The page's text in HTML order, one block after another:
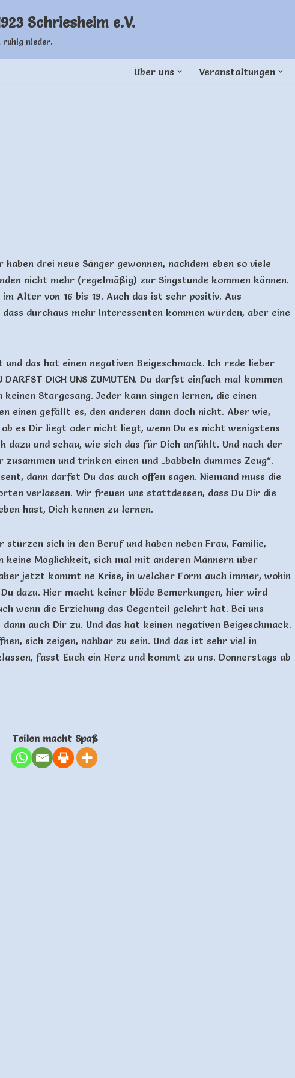
Schriesheim e.V.
ruhig nieder.
Über uns Veranstaltungen
drei neue Sänger gewonnen, nachdem eben so viele
nicht mehr (regelmäßig) zur Singstunde kommen können.
Alter von 16 bis 19. Auch das ist sehr positiv. Aus
durchaus mehr Interessenten kommen würden, aber eine
das hat einen negativen Beigeschmack. Ich rede lieber
DICH UNS ZUMUTEN. Du darfst einfach mal kommen
Stargesang. Jeder kann singen lernen, die einen
einen gefällt es, den anderen dann doch nicht. Aber wie,
es Dir liegt oder nicht liegt, wenn Du es nicht wenigstens
dazu und schau, wie sich das für Dich anfühlt. Und nach der
und trinken einen und „babbeln dummes Zeug“.
dann darfst Du das auch offen sagen. Niemand muss die
verlassen. Wir freuen uns stattdessen, dass Du Dir die
hast, Dich kennen zu lernen.
stürzen sich in den Beruf und haben neben Frau, Familie,
keine Möglichkeit, sich mal mit anderen Männern über
jetzt kommt ne Krise, in welcher Form auch immer, wohin
dazu. Hier macht keiner blöde Bemerkungen, hier wird
wenn die Erziehung das Gegenteil gelehrt hat. Bei uns
auch Dir zu. Und das hat keinen negativen Beigeschmack.
sich zeigen, nahbar zu sein. Und das ist sehr viel in
fasst Euch ein Herz und kommt zu uns. Donnerstags ab
Teilen macht Spaß